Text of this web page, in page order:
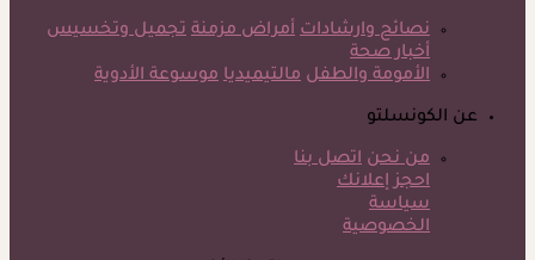
نصائح وارشادات أمراض مزمنة تجميل وتخسيس
أخبار صحة
الأمومة والطفل مالتيميديا موسوعة الأدوية
عن الكونسلتو
من نحن اتصل بنا
احجز إعلانك
سياسة
الخصوصية